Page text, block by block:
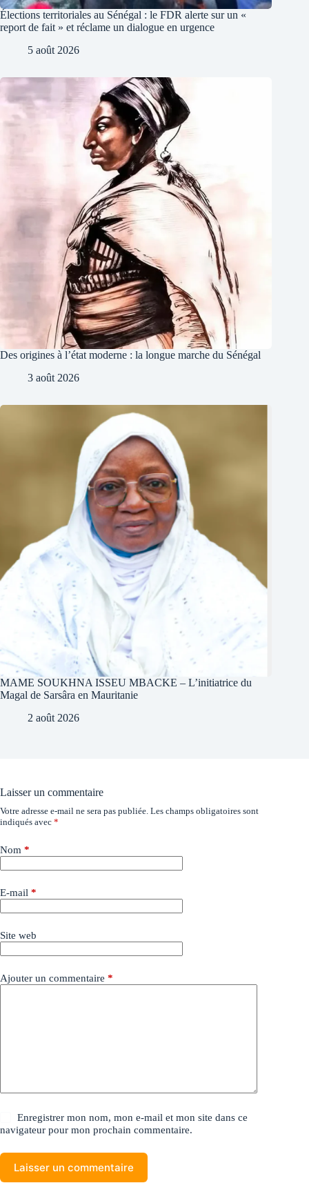
Élections territoriales au Sénégal : le FDR alerte sur un «
report de fait » et réclame un dialogue en urgence
5 août 2026
Des origines à l’état moderne : la longue marche du Sénégal
3 août 2026
MAME SOUKHNA ISSEU MBACKE – L’initiatrice du
Magal de Sarsâra en Mauritanie
2 août 2026
Laisser un commentaire
Votre adresse e-mail ne sera pas publiée. Les champs obligatoires sont
indiqués avec *
Nom *
E-mail *
Site web
Ajouter un commentaire *
Enregistrer mon nom, mon e-mail et mon site dans ce
navigateur pour mon prochain commentaire.
Laisser un commentaire